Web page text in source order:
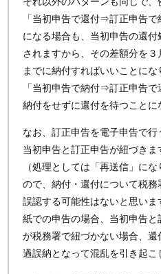
「当初申告で還付⇒訂正申告で
になる場合も、当初申告の還付
されますから、その差額分を３
までに納付すればいいことにな
「当初申告で納付⇒訂正申告で
納付をせずに還付を待つことに
なお、訂正申告を電子申告で行
当初申告と訂正申告が紐づきま
（処理としては「再送信」にな
ので、納付・還付について税務
誤認する可能性はないと思いま
紙での申告の場合、当初申告と
が税務署で紐づかない場合、還
過誤納となって混乱を引き起こ